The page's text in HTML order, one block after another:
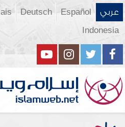
عربي Español
Deutsch
Indonesia